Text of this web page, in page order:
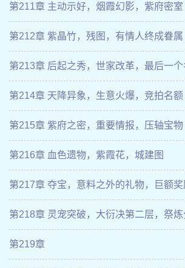
第211章 主动示好，烟霞幻影，紫府密室
第212章 紫晶竹，残图，有情人终成眷属
第213章 后起之秀，世家改革，最后一个
第214章 天降异象，生意火爆，竞拍名额
第215章 紫府之密，重要情报，压轴宝物
第216章 血色遗物，紫霞花，城建图
第217章 夺宝，意料之外的礼物，巨额奖
第218章 灵宠突破，大衍决第二层，祭炼
第219章